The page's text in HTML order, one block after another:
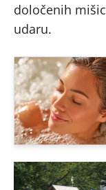
določenih
udaru.